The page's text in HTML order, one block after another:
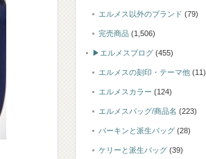
エルメス以外のブランド (79)
完売商品 (1,506)
▶エルメスブログ (455)
エルメスの刻印・テーマ他 (11)
エルメスカラー (124)
エルメスバッグ/商品名 (223)
バーキンと派生バッグ (28)
ケリーと派生バッグ (39)